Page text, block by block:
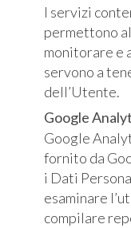
I servizi
permettono
monitorare e
servono a
dell’Utente.
Google
Google
fornito da
i Dati
esaminare
compilare